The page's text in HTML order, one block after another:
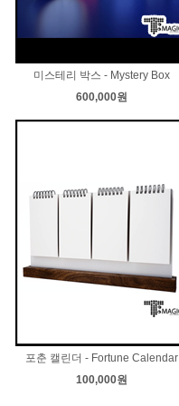
미스테리 박스 - Mystery Box
600,000원
포춘 캘린더 - Fortune Calendar
100,000원